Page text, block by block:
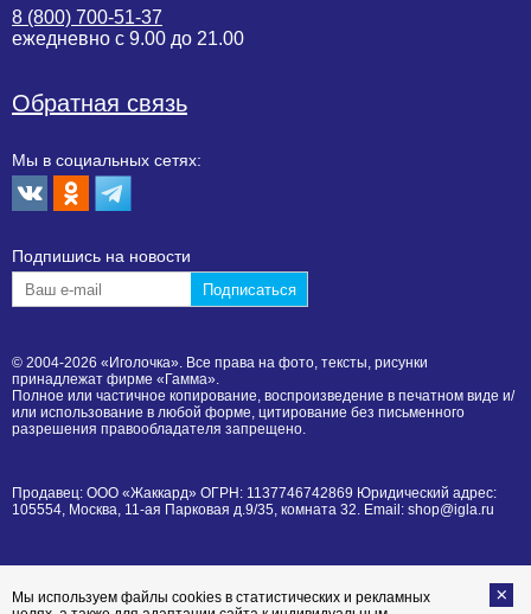
8 (800) 700-51-37
ежедневно с 9.00 до 21.00
Обратная связь
Мы в социальных сетях:
Подпишиcь на новости
© 2004-2026 «Иголочка». Все права на фото, тексты, рисунки
принадлежат фирме «Гамма».
Полное или частичное копирование, воспроизведение в печатном виде и/
или использование в любой форме, цитирование без письменного
разрешения правообладателя запрещено.
Продавец: ООО «Жаккард» ОГРН: 1137746742869 Юридический адрес:
105554, Москва, 11-ая Парковая д.9/35, комната 32. Email: shop@igla.ru
Мы используем файлы cookies в статистических и рекламных